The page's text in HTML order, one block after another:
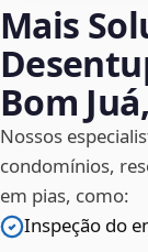
Mais
Bom
Nossos
condomínios,
em pias, como:
Inspeção do